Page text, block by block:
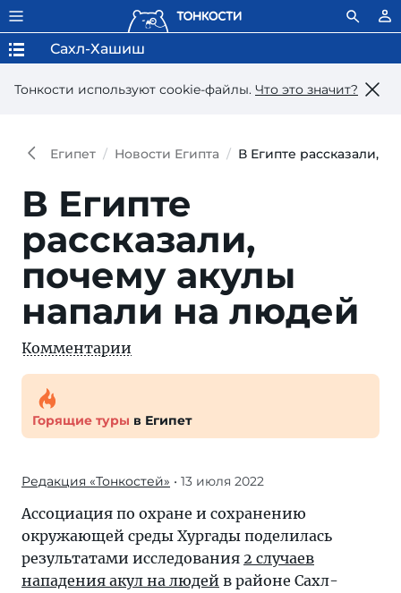
Тонкости используют сookie-файлы. Что это значит?
Сахл-Хашиш
Египет Новости Египта В Египте рассказали,
В Египте
рассказали,
почему акулы
напали на людей
Комментарии
Горящие туры в Египет
Редакция «Тонкостей» • 13 июля 2022
Ассоциация по охране и сохранению
окружающей среды Хургады поделилась
результатами исследования 2 случаев
нападения акул на людей в районе Сахл-